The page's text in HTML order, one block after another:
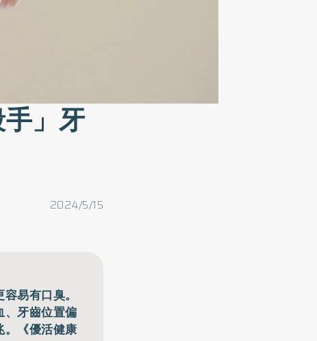
」牙
2024/5/15
易有口臭。
、牙齒位置偏
。《優活健康